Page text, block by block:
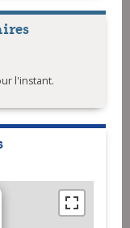
l'instant.